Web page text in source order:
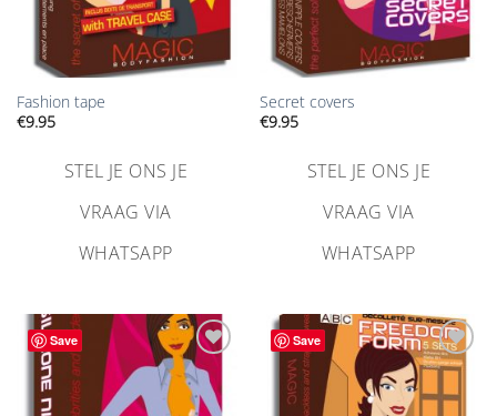
Fashion tape
€9.95
STEL JE ONS JE
VRAAG VIA
WHATSAPP
Secret covers
€9.95
STEL JE ONS JE
VRAAG VIA
WHATSAPP
Save
Aan
verlanglijst
toevoegen
Save
Aan
verlanglijst
toevoegen